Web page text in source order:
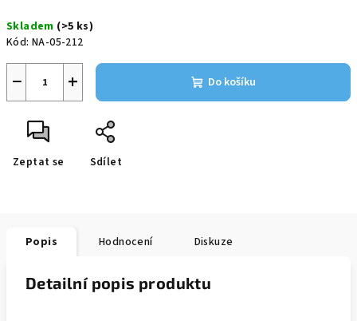
cena:
Skladem (>5 ks)
Kód: NA-05-212
+
− Do košíku
Zeptat se Sdílet
Popis Hodnocení Diskuze
Detailní popis produktu